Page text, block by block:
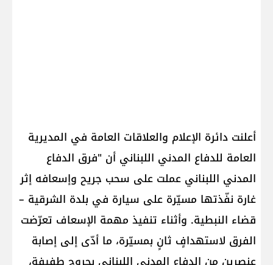
أعلنت دائرة الإعلام والعلاقات العامة في المديرية
العامة للدفاع المدني اللبناني أن "فرق ​الدفاع
المدني اللبناني​ عملت على سحب جريح وإسعافه إثر
غارة نفّذتها مسيّرة على سيارة في بلدة الشرقية –
قضاء النبطية. وأثناء تنفيذ مهمة الإسعاف تعرّضت
الفرق لاستهدافٍ ثانٍ بمسيّرة، ما أدّى إلى إصابة